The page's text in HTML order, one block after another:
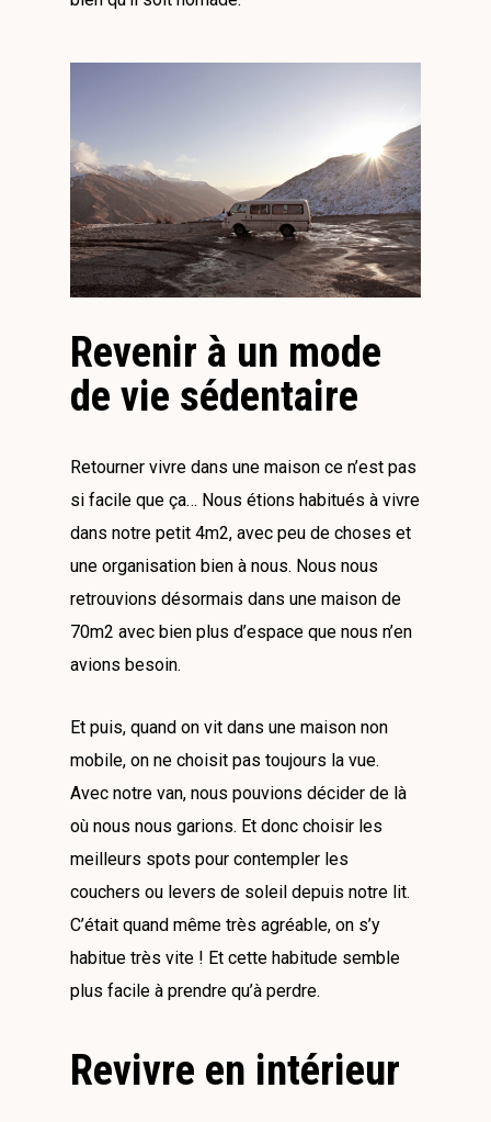
Revenir à un mode
de vie sédentaire
Retourner vivre dans une maison ce n’est pas
si facile que ça… Nous étions habitués à vivre
dans notre petit 4m2, avec peu de choses et
une organisation bien à nous. Nous nous
retrouvions désormais dans une maison de
70m2 avec bien plus d’espace que nous n’en
avions besoin.
Et puis, quand on vit dans une maison non
mobile, on ne choisit pas toujours la vue.
Avec notre van, nous pouvions décider de là
où nous nous garions. Et donc choisir les
meilleurs spots pour contempler les
couchers ou levers de soleil depuis notre lit.
C’était quand même très agréable, on s’y
habitue très vite ! Et cette habitude semble
plus facile à prendre qu’à perdre.
Revivre en intérieur